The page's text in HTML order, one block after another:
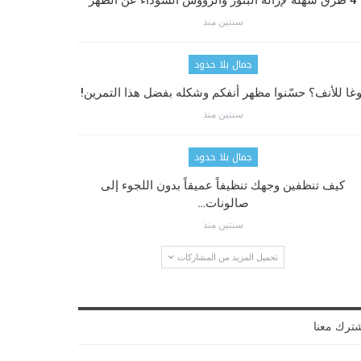
سنتين منذ
جمال بلا حدود
للأنف؟ حسّنوا مظهر أنفكم وشكله بفضل هذا التمرين!
سنتين منذ
جمال بلا حدود
كيف تنظفين وجهك تنظيفاً عميقاً بدون اللجوء إلى
صالونات…
سنتين منذ
تحميل المزيد من المشاركات
معنا